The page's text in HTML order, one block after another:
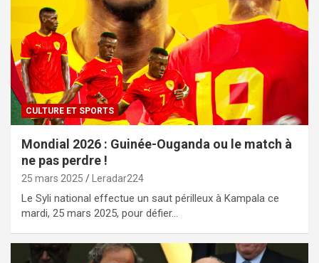
CULTURE ET SPORTS
Mondial 2026 : Guinée-Ouganda ou le match à
ne pas perdre !
25 mars 2025 Leradar224
Le Syli national effectue un saut périlleux à Kampala ce
mardi, 25 mars 2025, pour défier…